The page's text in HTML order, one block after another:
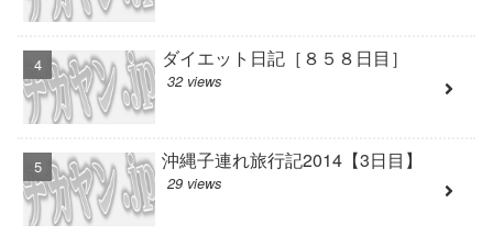
ダイエット日記［８５８日目］
32 views
沖縄子連れ旅行記2014【3日目】
29 views